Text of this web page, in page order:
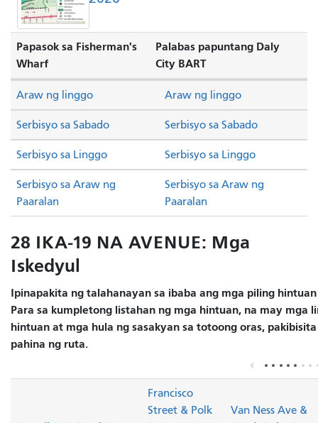
Papasok sa Fisherman's
Wharf
Palabas papuntang Daly
City BART
Serbisyo sa Sabado Serbisyo sa Sabado
Serbisyo sa Linggo Serbisyo sa Linggo
Araw ng linggo Araw ng linggo
Serbisyo sa Araw ng
Paaralan
Serbisyo sa Araw ng
Paaralan
28 IKA-19 NA AVENUE: Mga
Iskedyul
Ipinapakita ng talahanayan sa ibaba ang mga piling
Para sa kumpletong listahan ng mga hintuan, na may mga
hintuan at mga hula ng sasakyan sa totoong oras,
pahina ng ruta.
Francisco
Street & Polk
Van Ness Ave &